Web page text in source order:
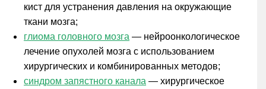
кист для устранения давления на окружающие
ткани мозга;
глиома головного мозга — нейроонкологическое
лечение опухолей мозга с использованием
хирургических и комбинированных методов;
синдром запястного канала — хирургическое